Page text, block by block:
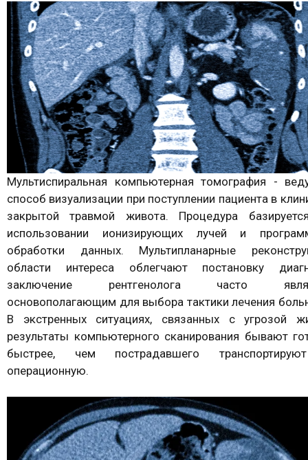
Мультиспиральная компьютерная томография -
способ визуализации при поступлении пациента в
закрытой травмой живота. Процедура
использовании ионизирующих лучей и
обработки данных. Мультипланарные
области интереса облегчают постановку
заключение рентгенолога часто
основополагающим для выбора тактики лечения
В экстренных ситуациях, связанных с угрозой
результаты компьютерного сканирования бывают
быстрее, чем пострадавшего
операционную.